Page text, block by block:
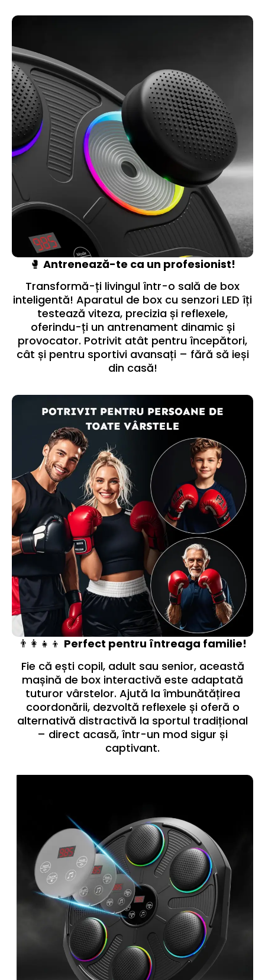
🥊 Antrenează-te ca un profesionist!
Transformă-ți livingul într-o sală de box
inteligentă! Aparatul de box cu senzori LED îți
testează viteza, precizia și reflexele,
oferindu-ți un antrenament dinamic și
provocator. Potrivit atât pentru începători,
cât și pentru sportivi avansați – fără să ieși
din casă!
👨‍👩‍👧‍👦 Perfect pentru întreaga familie!
Fie că ești copil, adult sau senior, această
mașină de box interactivă este adaptată
tuturor vârstelor. Ajută la îmbunătățirea
coordonării, dezvoltă reflexele și oferă o
alternativă distractivă la sportul tradițional
– direct acasă, într-un mod sigur și
captivant.